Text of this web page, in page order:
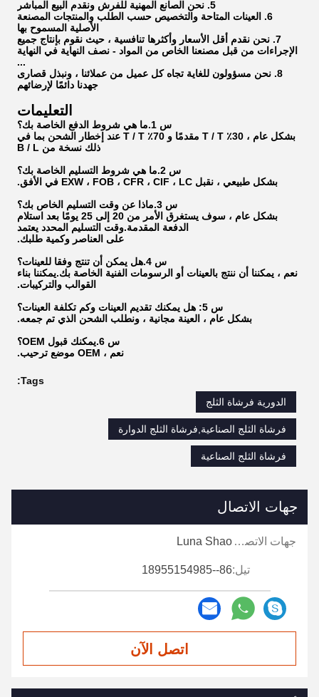
5. نحن الصانع المهنية للفرش ونقدم البيع المباشر
6. العينات المتاحة والتخصيص حسب الطلب والمنتجات المصنعة
الأصلية المسموح بها
7. نحن نقدم أقل الأسعار وأكثرها تنافسية ، حيث نقوم بإنتاج جميع
الإجراءات من قبل مصنعنا الخاص من المواد - نصف النهاية في النهاية
...
8. نحن مسؤولون للغاية تجاه كل عميل من عملائنا ، ونبذل قصارى
جهدنا دائمًا لإرضائهم
التعليمات
س 1.ما هي شروط الدفع الخاصة بك؟
بشكل عام ، 30٪ T / T مقدمًا و 70٪ T / T عند إخطار الشحن بما في
ذلك نسخة من B / L
س 2.ما هي شروط التسليم الخاصة بك؟
بشكل طبيعي ، نقبل EXW ، FOB ، CFR ، CIF ، LC في الأفق.
س 3.ماذا عن وقت التسليم الخاص بك؟
بشكل عام ، سوف يستغرق الأمر من 20 إلى 25 يومًا بعد استلام
الدفعة المقدمة.وقت التسليم المحدد يعتمد
على العناصر وكمية طلبك.
س 4.هل يمكن أن تنتج وفقا للعينات؟
نعم ، يمكننا أن ننتج بالعينات أو الرسومات الفنية الخاصة بك.يمكننا بناء
القوالب والتركيبات.
س 5: هل يمكنك تقديم العينات وكم تكلفة العينات؟
بشكل عام ، العينة مجانية ، ونطلب الشحن الذي تم جمعه.
س 6.يمكنك قبول OEM؟
نعم ، OEM موضع ترحيب.
Tags:
الدورية فرشاة الثلج
فرشاة الثلج الصناعية,فرشاة الثلج الدوارة
فرشاة الثلج الصناعية
جهات الاتصال
جهات الاتصال: Luna Shao
تيل:86--18955154985
اتصل الآن